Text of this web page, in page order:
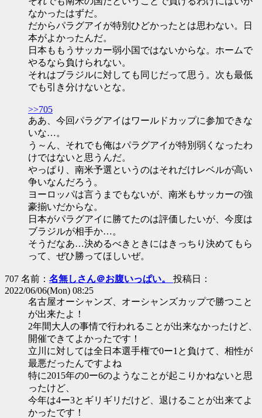
なかったはずだ。
だからパラグアイが特別ひどかったとは思わない。日
本がよかったんだ。
日本ももうサッカー弱小国ではないからな。ホームで
やるなら負けられない。
それはブラジルに対しても同じだって思う。次も最低
でも引き分けないとな。
>>705
ああ、今回パラグアイはワールドカップに参加できな
いな…。
う～ん、それでも俺はパラグアイが特別弱くなったわ
けではないと思うんだ。
やっぱり、南米予選というのはそれだけレベルが高い
争いなんだろう。
ヨーロッパは言うまでもないが、南米もサッカーの強
豪揃いだからな。
日本がパラグアイに勝てたのは評価したいが、今度は
ブラジルが相手か…。
そうだなあ…決めるべきときにはきっちり決めてもら
って、ぜひ勝ってほしいぜ。
707 名前： 名無しさん＠お腹いっぱい。 投稿日：
2022/06/06(Mon) 08:25
名古屋オーシャンズ、オーシャンズカップで勝つこと
が出来たよ！
2年間大人の事情で行われることが出来なかったけど、
開催できてよかったです！
立川に対しては全日本選手権で0ー1と負けて、相性が
最悪だったんですよね
特に2015年の0ー6のようなことが起こりかねないと思
ったけど、
今年は4ー3とギリギリだけど、退けることが出来てよ
かったです！